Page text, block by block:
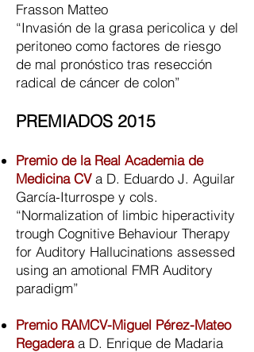
Frasson Matteo
“Invasión de la grasa pericolica y del
peritoneo como factores de riesgo
de mal pronóstico tras resección
radical de cáncer de colon”
PREMIADOS 2015
Premio de la Real Academia de
Medicina CVa D. Eduardo J. Aguilar
García-Iturrospe y cols.
“Normalization of limbic hiperactivity
trough Cognitive Behaviour Therapy
for Auditory Hallucinations assessed
using an amotional FMR Auditory
paradigm”
Premio RAMCV-Miguel Pérez-Mateo
Regaderaa D. Enrique de Madaria